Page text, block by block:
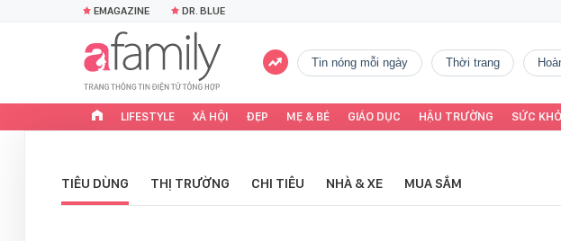
EMAGAZINE DR. BLUE
tin nóng mỗi ngày thời trang
LIFESTYLE XÃ HỘI ĐẸP MẸ & BÉ GIÁO DỤC HẬU TRƯỜNG SỨC
TIÊU DÙNG THỊ TRƯỜNG CHI TIÊU NHÀ & XE MUA SẮM